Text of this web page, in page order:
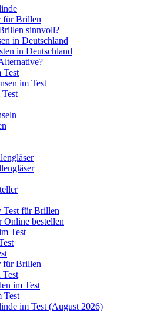
für Brillen
sinnvoll?
in Deutschland
in Deutschland
Test
im Test
Test für Brillen
Online bestellen
Test
für Brillen
Test
im Test
Test
im Test (August 2026)